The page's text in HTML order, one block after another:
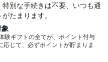
別な手続きは不要、いつも通
たまります。
験ギフトの全てが、ポイント付与
応じて、必ずポイントが貯まりま